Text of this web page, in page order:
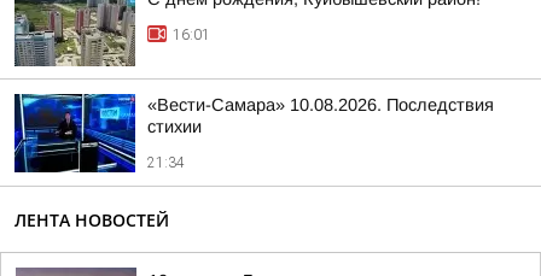
16:01
«Вести-Самара» 10.08.2026. Последствия
стихии
21:34
ЛЕНТА НОВОСТЕЙ